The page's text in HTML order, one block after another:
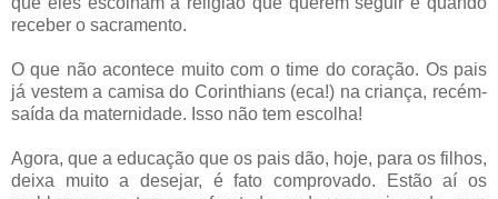
receber o sacramento.
O que não acontece muito com o time do coração. Os pais
já vestem a camisa do Corinthians (eca!) na criança, recém-
saída da maternidade. Isso não tem escolha!
Agora, que a educação que os pais dão, hoje, para os filhos,
deixa muito a desejar, é fato comprovado. Estão aí os